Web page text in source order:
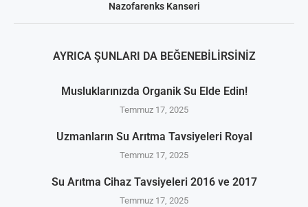
Nazofarenks Kanseri
AYRICA ŞUNLARI DA BEĞENEBILIRSINIZ
Musluklarınızda Organik Su Elde Edin!
Temmuz 17, 2025
Uzmanların Su Arıtma Tavsiyeleri Royal
Temmuz 17, 2025
Su Arıtma Cihaz Tavsiyeleri 2016 ve 2017
Temmuz 17, 2025